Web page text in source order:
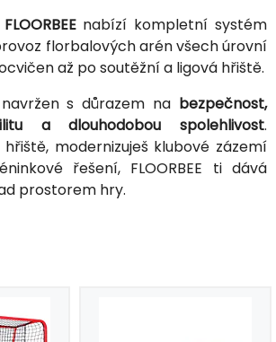
nabízí kompletní systém
florbalových arén všech úrovní
až po soutěžní a ligová hřiště.
s důrazem na bezpečnost,
a dlouhodobou spolehlivost.
modernizuješ klubové zázemí
řešení, FLOORBEE ti dává
prostorem hry.